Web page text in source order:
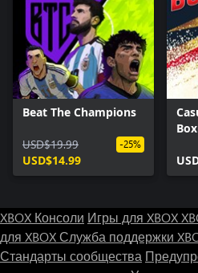
Beat The Champions
USD$19.99
USD$14.99
-25%
XBOX Консоли Игры для XBOX
для XBOXСлужба поддержки
Стандарты сообщества